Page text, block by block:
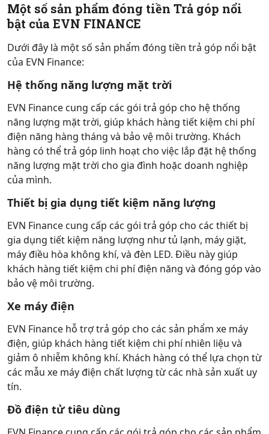
Một số sản phẩm đóng tiền Trả góp nổi
bật của EVN FINANCE
Dưới đây là một số sản phẩm đóng tiền trả góp nổi bật
của EVN Finance:
Hệ thống năng lượng mặt trời
EVN Finance cung cấp các gói trả góp cho hệ thống
năng lượng mặt trời, giúp khách hàng tiết kiệm chi phí
điện năng hàng tháng và bảo vệ môi trường. Khách
hàng có thể trả góp linh hoạt cho việc lắp đặt hệ thống
năng lượng mặt trời cho gia đình hoặc doanh nghiệp
của mình.
Thiết bị gia dụng tiết kiệm năng lượng
EVN Finance cung cấp các gói trả góp cho các thiết bị
gia dụng tiết kiệm năng lượng như tủ lạnh, máy giặt,
máy điều hòa không khí, và đèn LED. Điều này giúp
khách hàng tiết kiệm chi phí điện năng và đóng góp vào
bảo vệ môi trường.
Xe máy điện
EVN Finance hỗ trợ trả góp cho các sản phẩm xe máy
điện, giúp khách hàng tiết kiệm chi phí nhiên liệu và
giảm ô nhiễm không khí. Khách hàng có thể lựa chọn từ
các mẫu xe máy điện chất lượng từ các nhà sản xuất uy
tín.
Đồ điện tử tiêu dùng